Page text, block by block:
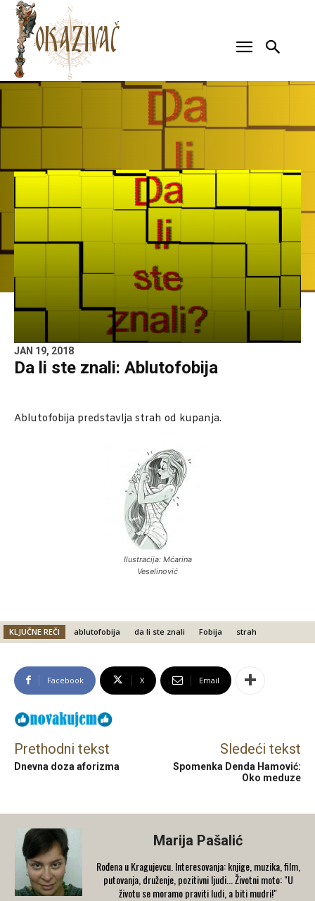
JAN 19, 2018
Da li ste znali: Ablutofobija
Ablutofobija predstavlja strah od kupanja.
Ilustracija: Mćarina
Veselinović
KLJUČNE REČI ablutofobija da li ste znali Fobija strah
Facebook X Email
Prethodni tekst
Dnevna doza aforizma
Sledeći tekst
Spomenka Denda Hamović:
Oko meduze
Marija Pašalić
​Rođena u Kragujevcu. Interesovanja: knjige, muzika, film,
putovanja, druženje, pozitivni ljudi... Životni moto: "U
životu se moramo praviti ludi, a biti mudri!"